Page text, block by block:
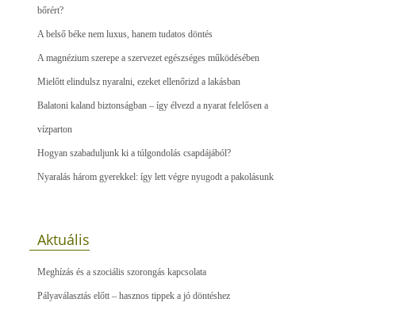
bőrért?
A belső béke nem luxus, hanem tudatos döntés
A magnézium szerepe a szervezet egészséges működésében
Mielőtt elindulsz nyaralni, ezeket ellenőrizd a lakásban
Balatoni kaland biztonságban – így élvezd a nyarat felelősen a
vízparton
Hogyan szabaduljunk ki a túlgondolás csapdájából?
Nyaralás három gyerekkel: így lett végre nyugodt a pakolásunk
Aktuális
Meghízás és a szociális szorongás kapcsolata
Pályaválasztás előtt – hasznos tippek a jó döntéshez